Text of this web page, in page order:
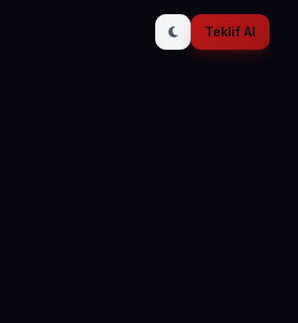
Teklif Al